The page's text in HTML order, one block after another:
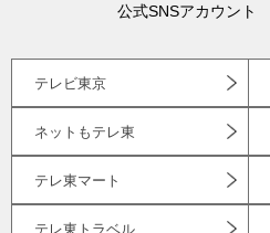
公式SNSアカウント
テレビ東京
ネットもテレ東
テレ東マート
テレ東トラベル